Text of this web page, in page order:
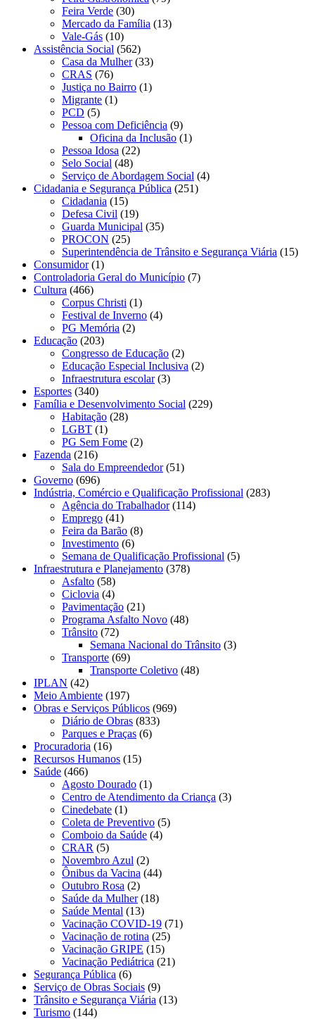
Feira Verde (30)
Mercado da Família (13)
Vale-Gás (10)
Assistência Social (562)
Casa da Mulher(33)
CRAS (76)
Justiça no Bairro (1)
Migrante (1)
PCD (5)
Pessoa com Deficiência (9)
Oficina da Inclusão (1)
Pessoa Idosa (22)
Selo Social (48)
Serviço de Abordagem Social (4)
Cidadania e Segurança Pública (251)
Cidadania (15)
Defesa Civil (19)
Guarda Municipal (35)
PROCON (25)
Superintendência de Trânsito e Segurança Viária (15)
Consumidor(1)
Controladoria Geral do Município (7)
Cultura (466)
Corpus Christi (1)
Festival de Inverno (4)
PG Memória (2)
Educação (203)
Congresso de Educação (2)
Educação Especial Inclusiva (2)
Infraestrutura escolar(3)
Esportes (340)
Família e Desenvolvimento Social (229)
Habitação (28)
LGBT (1)
PG Sem Fome (2)
Fazenda (216)
Sala do Empreendedor(51)
Governo (696)
Indústria, Comércio e Qualificação Profissional (283)
Agência do Trabalhador(114)
Emprego (41)
Feira da Barão (8)
Investimento (6)
Semana de Qualificação Profissional (5)
Infraestrutura e Planejamento (378)
Asfalto (58)
Ciclovia (4)
Pavimentação (21)
Programa Asfalto Novo (48)
Trânsito (72)
Semana Nacional do Trânsito (3)
Transporte (69)
Transporte Coletivo (48)
IPLAN (42)
Meio Ambiente (197)
Obras e Serviços Públicos (969)
Diário de Obras (833)
Parques e Praças (6)
Procuradoria (16)
Recursos Humanos (15)
Saúde (466)
Agosto Dourado (1)
Centro de Atendimento da Criança (3)
Cinedebate (1)
Coleta de Preventivo (5)
Comboio da Saúde (4)
CRAR (5)
Novembro Azul (2)
Ônibus da Vacina (44)
Outubro Rosa (2)
Saúde da Mulher(18)
Saúde Mental (13)
Vacinação COVID-19 (71)
Vacinação de rotina (25)
Vacinação GRIPE (15)
Vacinação Pediátrica (21)
Segurança Pública (6)
Serviço de Obras Sociais (9)
Trânsito e Segurança Viária (13)
Turismo (144)